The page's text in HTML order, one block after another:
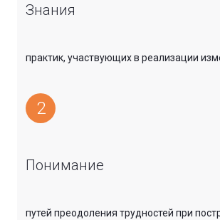
Знания
практик, участвующих в реализации
2
Понимание
путей преодоления трудностей при